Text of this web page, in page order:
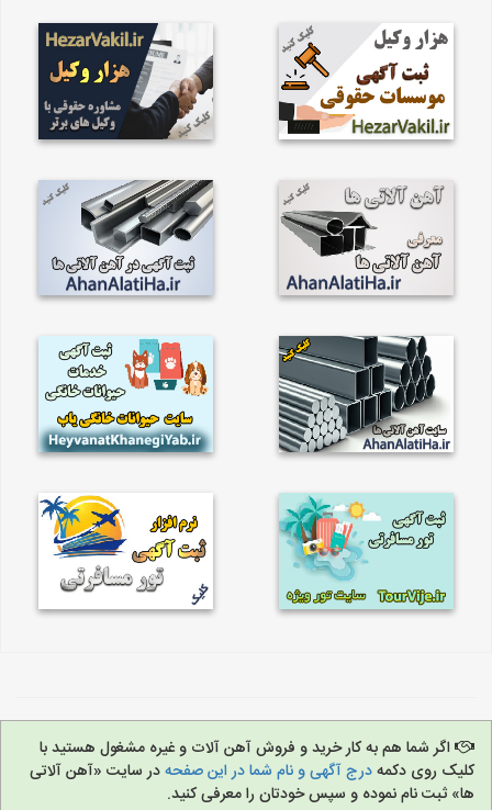
اگر شما هم به کار خرید و فروش آهن آلات و غیره مشغول هستید با
کلیک روی دکمهدرج آگهی و نام شما در این صفحهدر سایت «آهن آلاتی
ها» ثبت نام نموده و سپس خودتان را معرفی کنید.